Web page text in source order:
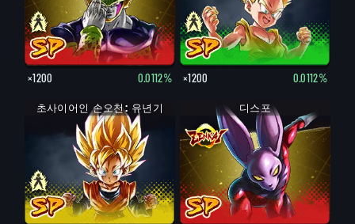
×1200 0.0112% ×1200 0.0112%
손오천: 유년기
초사이어인 손오천: 유년기 디스포